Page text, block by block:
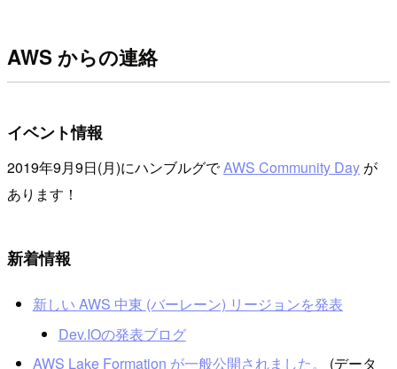
AWS からの連絡
イベント情報
2019年9月9日(月)にハンブルグでAWS Community Day が
あります！
新着情報
新しい AWS 中東 (バーレーン) リージョンを発表
Dev.IOの発表ブログ
AWS Lake Formation が一般公開されました。
(データ